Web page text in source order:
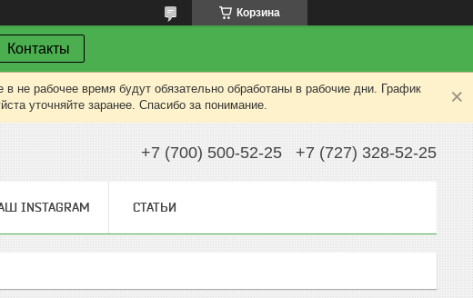
Корзина
Контакты
не рабочее время будут обязательно обработаны в рабочие дни. График
уточняйте заранее. Спасибо за понимание.
+7 (700) 500-52-25 +7 (727) 328-52-25
INSTAGRAM СТАТЬИ